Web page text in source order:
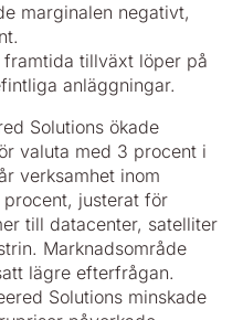
marginalen negativt,
framtida tillväxt löper på
anläggningar.
Solutions ökade
valuta med 3 procent i
verksamhet inom
procent, justerat för
till datacenter, satelliter
Marknadsområde
lägre efterfrågan.
Solutions minskade